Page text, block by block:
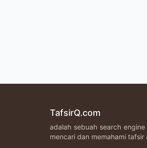
TafsirQ.com
adalah sebuah search
mencari dan memahami